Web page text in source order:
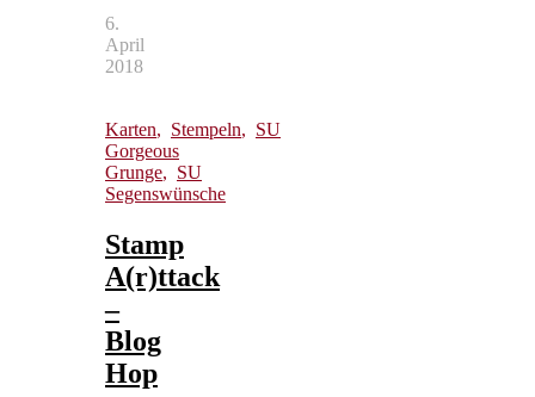
6.
April
2018
Karten, Stempeln, SU
Gorgeous
Grunge, SU
Segenswünsche
Stamp
A(r)ttack
–
Blog
Hop